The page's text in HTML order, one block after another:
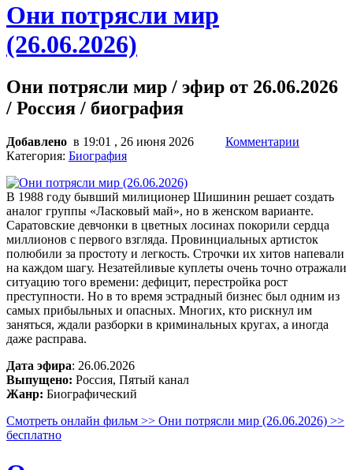
Они потрясли мир
(26.06.2026)
Они потрясли мир / эфир от 26.06.2026
/ Россия / биография
Добавлено в 19:01 , 26 июня 2026
Комментарии
Категория: Биография
В 1988 году бывший милиционер Шишинин решает создать
аналог группы «Ласковый май», но в женском варианте.
Саратовские девчонки в цветных лосинах покорили сердца
миллионов с первого взгляда. Провинциальных артисток
полюбили за простоту и легкость. Строчки их хитов напевали
на каждом шагу. Незатейливые куплеты очень точно отражали
ситуацию того времени: дефицит, перестройка рост
преступности. Но в то время эстрадный бизнес был одним из
самых прибыльных и опасных. Многих, кто рискнул им
заняться, ждали разборки в криминальных кругах, а иногда
даже расправа.
Дата эфира: 26.06.2026
Выпущено: Россия, Пятый канал
Жанр: Биографический
Смотреть онлайн фильм >> Они потрясли мир (26.06.2026) >>
бесплатно